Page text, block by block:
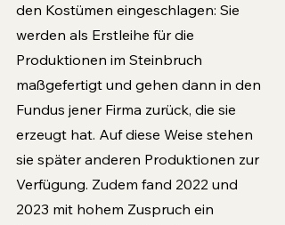
den Kostümen eingeschlagen: Sie
werden als Erstleihe für die
Produktionen im Steinbruch
maßgefertigt und gehen dann in den
Fundus jener Firma zurück, die sie
erzeugt hat. Auf diese Weise stehen
sie später anderen Produktionen zur
Verfügung. Zudem fand 2022 und
2023 mit hohem Zuspruch ein